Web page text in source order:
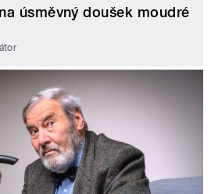
úsměvný doušek moudré